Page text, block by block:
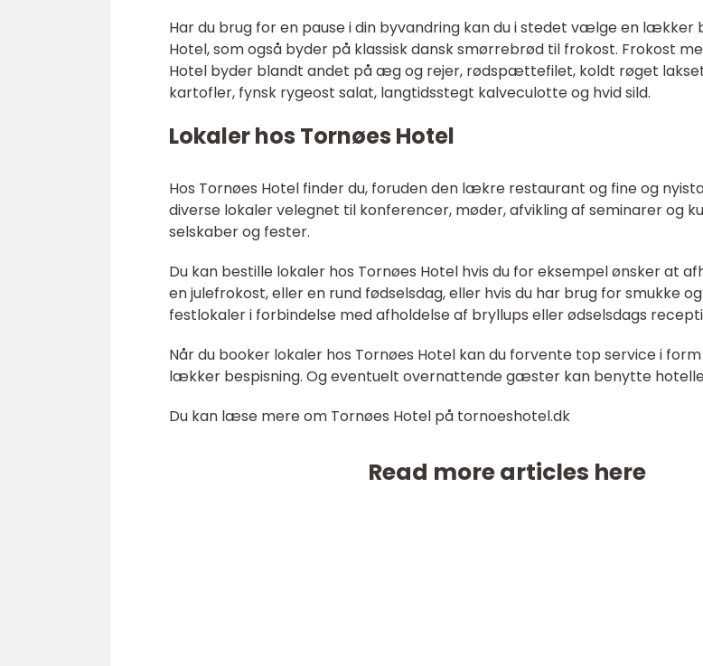
Har du brug for en pause i din byvandring kan du i stedet vælge en lækker
Hotel, som også byder på klassisk dansk smørrebrød til frokost. Frokost
Hotel byder blandt andet på æg og rejer, rødspættefilet, koldt røget
kartofler, fynsk rygeost salat, langtidsstegt kalveculotte og hvid sild.
Lokaler hos Tornøes Hotel
Hos Tornøes Hotel finder du, foruden den lækre restaurant og fine og
diverse lokaler velegnet til konferencer, møder, afvikling af seminarer og
selskaber og fester.
Du kan bestille lokaler hos Tornøes Hotel hvis du for eksempel ønsker at
en julefrokost, eller en rund fødselsdag, eller hvis du har brug for smukke
festlokaler i forbindelse med afholdelse af bryllups eller ødselsdags
Når du booker lokaler hos Tornøes Hotel kan du forvente top service i
lækker bespisning. Og eventuelt overnattende gæster kan benytte
Du kan læse mere om Tornøes Hotel på tornoeshotel.dk
Read more articles here